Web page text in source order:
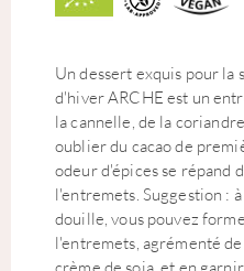
Un dessert exquis pour la
d'hiver ARCHE est un
la cannelle, de la
oublier du cacao de
odeur d'épices se répand
l'entremets. Suggestion :
douille, vous pouvez
l'entremets, agrémenté